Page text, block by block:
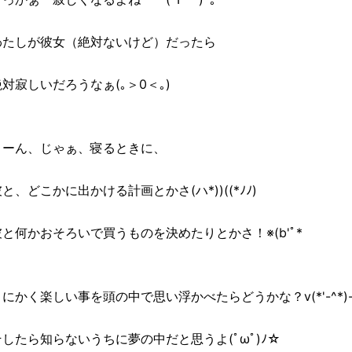
しが彼女（絶対ないけど）だったら
寂しいだろうなぁ(｡＞0＜｡)
ん、じゃぁ、寝るときに、
、どこかに出かける計画とかさ(ハ*))((*ﾉﾉ)
何かおそろいで買うものを決めたりとかさ！※(b'ﾟ*
にかく楽しい事を頭の中で思い浮かべたらどうかな？v(*'-
たら知らないうちに夢の中だと思うよ(ﾟωﾟ)ﾉ☆